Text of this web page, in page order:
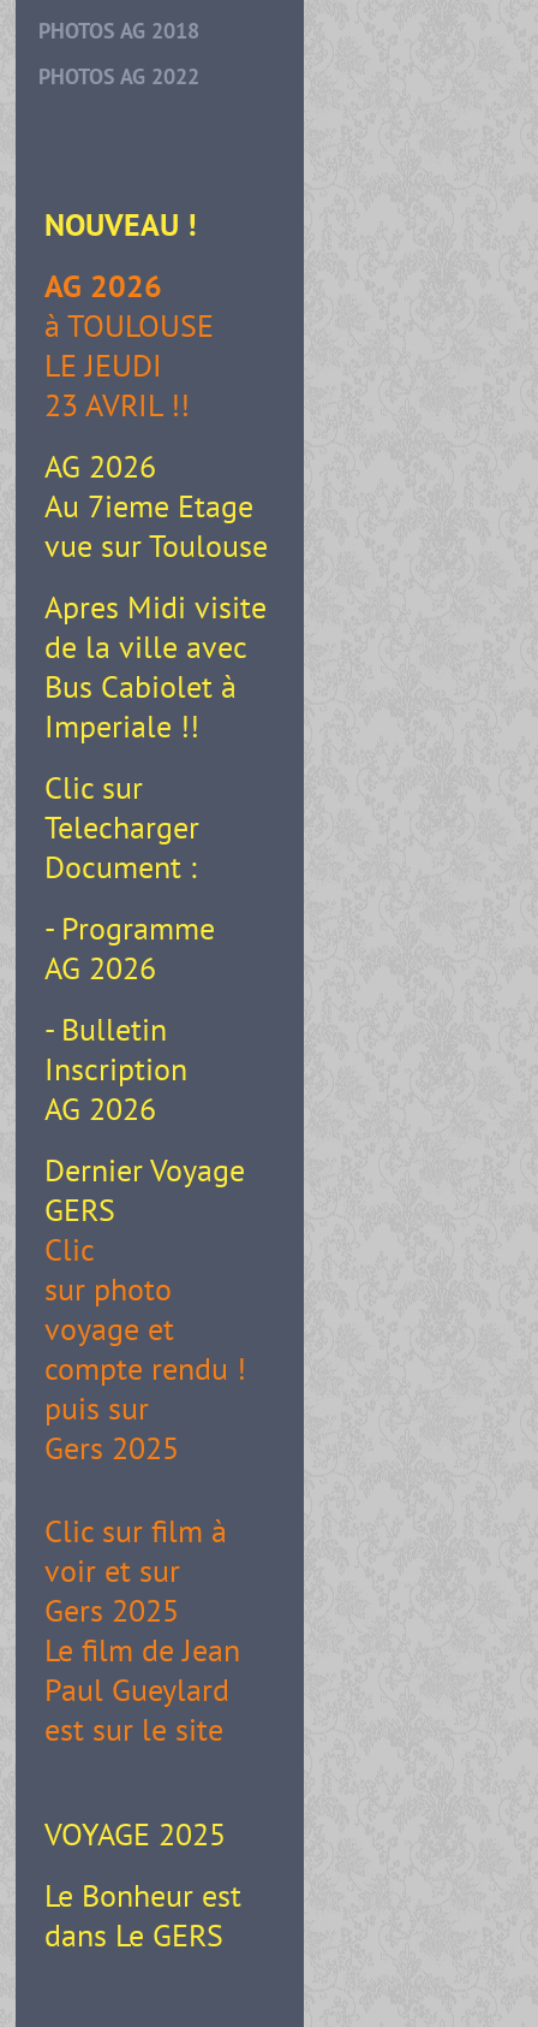
PHOTOS AG 2018
PHOTOS AG 2022
NOUVEAU !
AG 2026
à TOULOUSE
LE JEUDI
23 AVRIL !!
AG 2026
Au 7ieme Etage
vue sur Toulouse
Apres Midi visite
de la ville avec
Bus Cabiolet à
Imperiale !!
Clic sur
Telecharger
Document :
- Programme
AG 2026
- Bulletin
Inscription
AG 2026
Dernier Voyage
GERS
Clic
sur photo
voyage et
compte rendu !
puis sur
Gers 2025
Clic sur film à
voir et sur
Gers 2025
Le film de Jean
Paul Gueylard
est sur le site
VOYAGE 2025
Le Bonheur est
dans Le GERS